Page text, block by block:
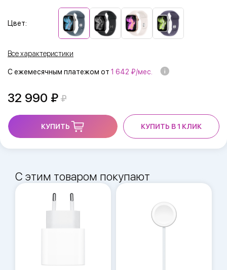
Цвет:
Все характеристики
С ежемесячным платежом от 1 642 ₽/мес.
32 990
КУПИТЬ КУПИТЬ В 1 КЛИК
С этим товаром покупают